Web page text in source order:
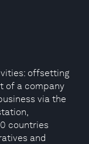
offsetting
of a company
via the
countries
and